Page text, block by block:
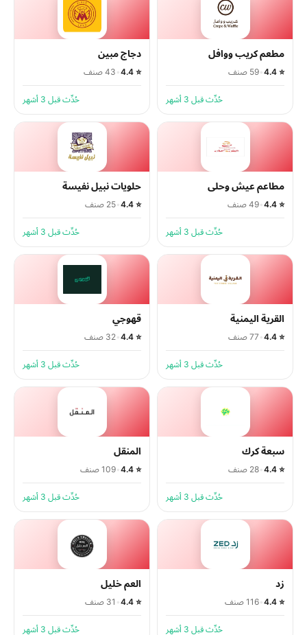
مطعم كريب ووافل
⭐ 4.4 59 صنف
حُدِّث قبل 3 أشهر
دجاج مبين
⭐ 4.4 43 صنف
حُدِّث قبل 3 أشهر
مطاعم عيش وحلى
⭐ 4.4 49 صنف
حُدِّث قبل 3 أشهر
حلويات نبيل نفيسة
⭐ 4.4 25 صنف
حُدِّث قبل 3 أشهر
القرية اليمنية
⭐ 4.4 77 صنف
حُدِّث قبل 3 أشهر
قهوجي
⭐ 4.4 32 صنف
حُدِّث قبل 3 أشهر
سبعة كرك
⭐ 4.4 28 صنف
حُدِّث قبل 3 أشهر
المنقل
⭐ 4.4 109 صنف
حُدِّث قبل 3 أشهر
زد
⭐ 4.4 116 صنف
حُدِّث قبل 3 أشهر
العم خليل
⭐ 4.4 31 صنف
حُدِّث قبل 3 أشهر